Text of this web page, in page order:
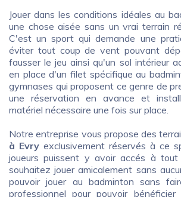
Jouer dans les conditions idéales au
une chose aisée sans un vrai terrain
C'est un sport qui demande une
éviter tout coup de vent pouvant
fausser le jeu ainsi qu'un sol intérieur
en place d'un filet spécifique au
gymnases qui proposent ce genre de
une réservation en avance et
matériel nécessaire une fois sur place.
Notre entreprise vous propose des
à Evry exclusivement réservés à ce
joueurs puissent y avoir accés à tout
souhaitez jouer amicalement sans
pouvoir jouer au badminton sans
professionnel pour pouvoir bénéficier